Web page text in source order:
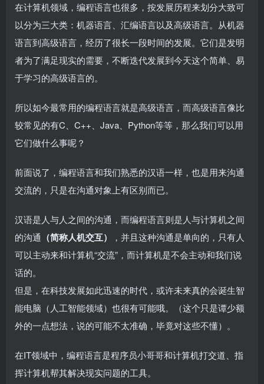
在计算机领域，编程语言也很多，按发展历程来划分大致可
以分为三大类：机器语言、汇编语言以及高级语言。从机器
语言到高级语言，经历了很长一段时间的发展。它们是发明
者为了满足现实的需要，不断迭代发展到今天这个简单、易
于学习的高级语言的。
所以如今最常用的编程语言就是高级语言，而高级语言像比
较常见的有C、C++、Java、Python等等，那么我们可以用
它们做什么事呢？
前面说了，编程语言和我们熟悉的汉语一样，也是用来沟通
交流的，只是在沟通对象上有区别而已。
汉语是人与人之间的沟通，而编程语言则是人与计算机之间
的沟通 （简称人机交互）
，并且这种沟通是单向的，只有人
可以主动来和计算机“交流”，而计算机是不会主动和我们说
话的。
但是，在科技发展如此迅速的时代，或许未来真的会诞生智
能电脑（人工智能领域）也很有可能哦。（这个只是谭少额
外的一点想法，说的可能不太准确，毕竟对这些不懂）。
在IT领域中，编程语言是程序员小哥哥和计算机打交道、指
挥计算机帮其解决现实问题的工具。